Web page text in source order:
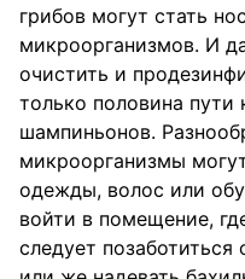
грибов могут стать
микроорганизмов. И
очистить и
только половина
шампиньонов.
микроорганизмы
одежды, волос или
войти в помещение,
следует